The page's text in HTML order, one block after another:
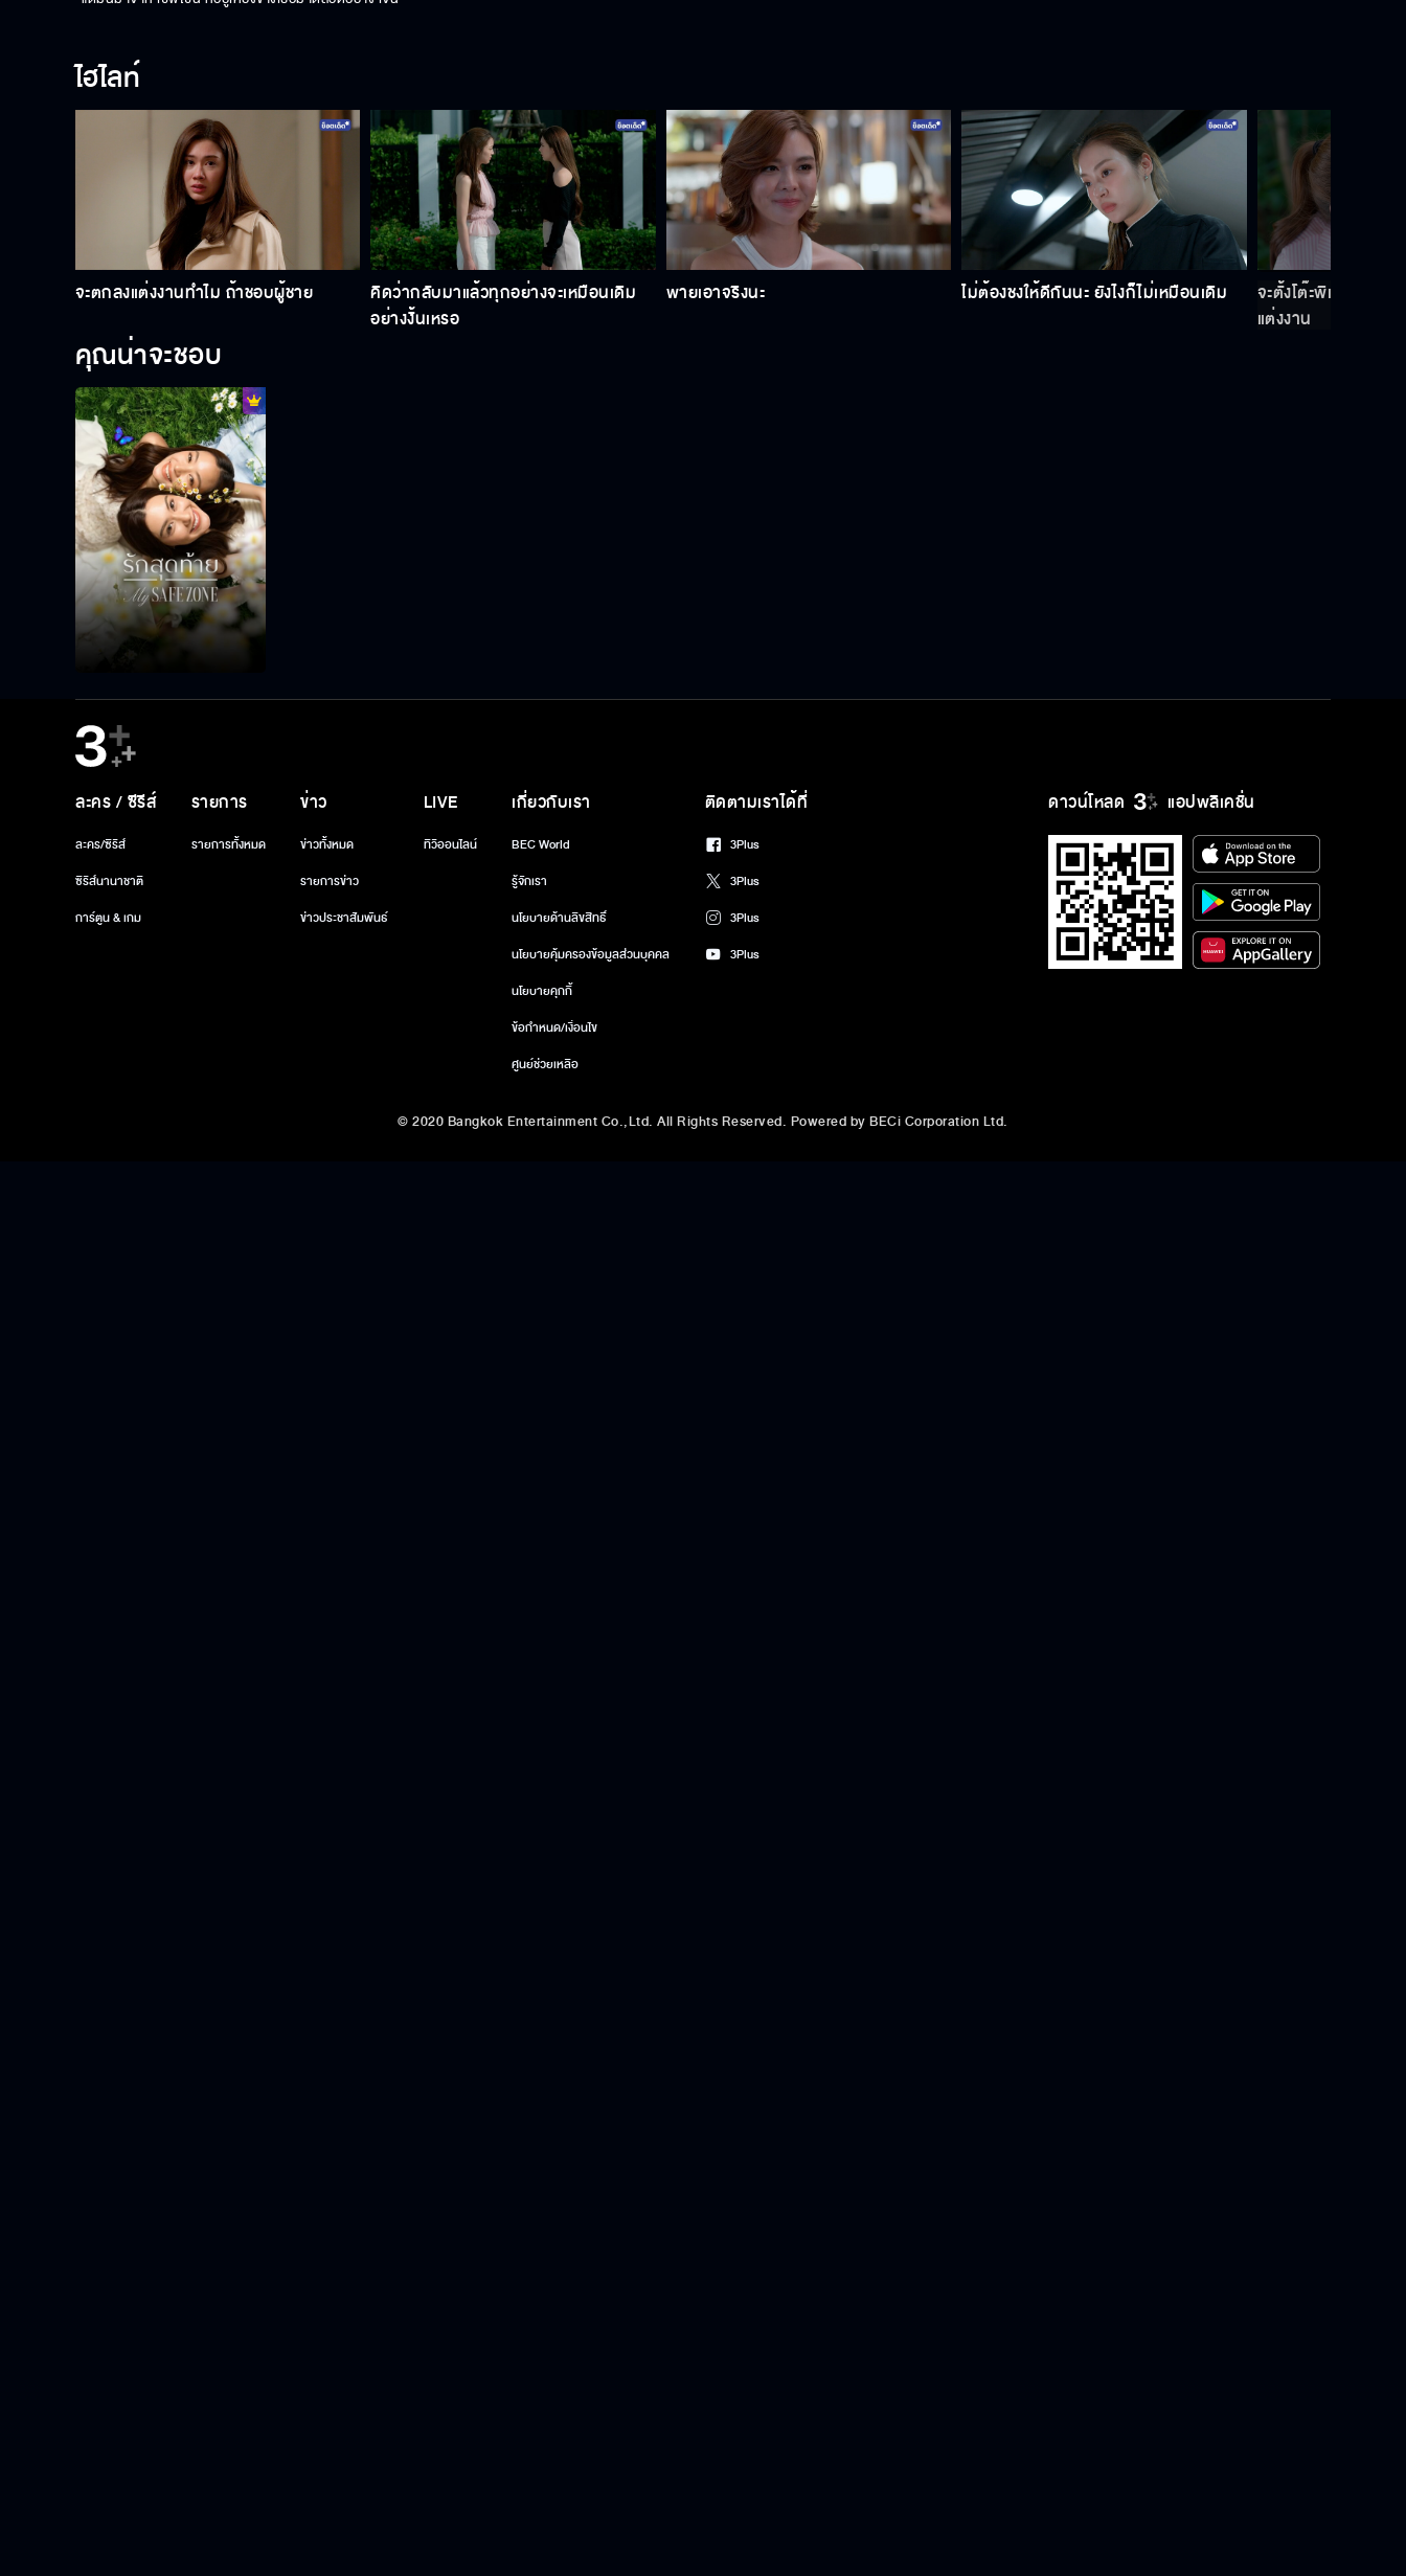
ไฮไลท์
จะตกลงแต่งงานทำไม ถ้าชอบผู้ชาย
คิดว่ากลับมาแล้วทุกอย่างจะเหมือนเดิม
อย่างงั้นเหรอ
พายเอาจริงนะ ไม่ต้องชงให้ดีกันนะ ยังไงก็ไม่เหมือนเดิม
จะตั้งโต๊ะพิเศษให้เล
แต่งงาน
คุณน่าจะชอบ
ดาวน์โหลด แอปพลิเคชั่น
ละคร / ซีรีส์
ละคร/ซีรีส์
ซีรีส์นานาชาติ
การ์ตูน & เกม
รายการ
รายการทั้งหมด
ข่าว
ข่าวทั้งหมด
รายการข่าว
ข่าวประชาสัมพันธ์
LIVE
ทีวีออนไลน์
เกี่ยวกับเรา
BEC World
รู้จักเรา
นโยบายด้านลิขสิทธิ์
นโยบายคุ้มครองข้อมูลส่วนบุคคล
นโยบายคุกกี้
ข้อกำหนด/เงื่อนไข
ศูนย์ช่วยเหลือ
ติดตามเราได้ที่
3Plus
3Plus
3Plus
3Plus
© 2020 Bangkok Entertainment Co.,Ltd. All Rights Reserved. Powered by BECi Corporation Ltd.